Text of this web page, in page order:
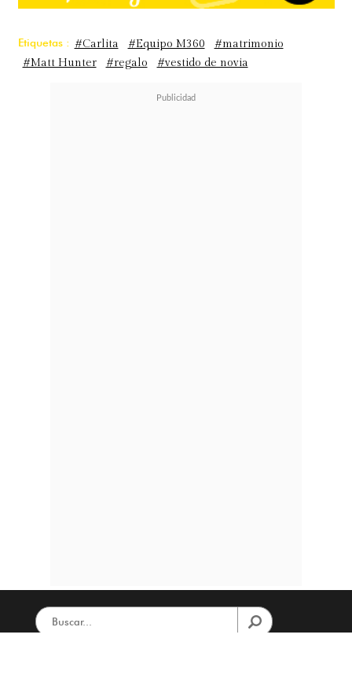
Etiquetas : #Carlita #Equipo M360
#matrimonio
#Matt Hunter
#regalo #vestido de novia